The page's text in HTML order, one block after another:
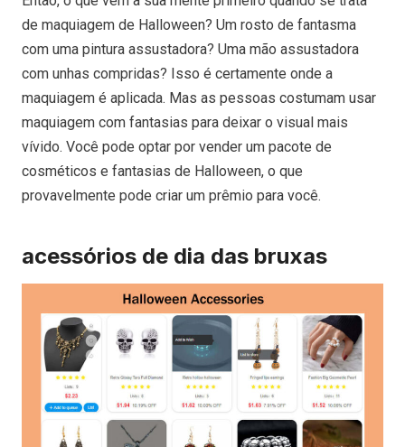
de maquiagem de Halloween? Um rosto de fantasma
com uma pintura assustadora? Uma mão assustadora
com unhas compridas? Isso é certamente onde a
maquiagem é aplicada. Mas as pessoas costumam usar
maquiagem com fantasias para deixar o visual mais
vívido. Você pode optar por vender um pacote de
cosméticos e fantasias de Halloween, o que
provavelmente pode criar um prêmio para você.
acessórios de dia das bruxas